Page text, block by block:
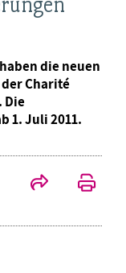
die neuen
Charité
Die
1. Juli 2011.